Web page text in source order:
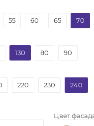
55 60 65 70
130 80 90
220 230 240
Цвет